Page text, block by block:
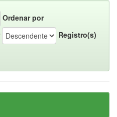
Ordenar por
Registro(s)